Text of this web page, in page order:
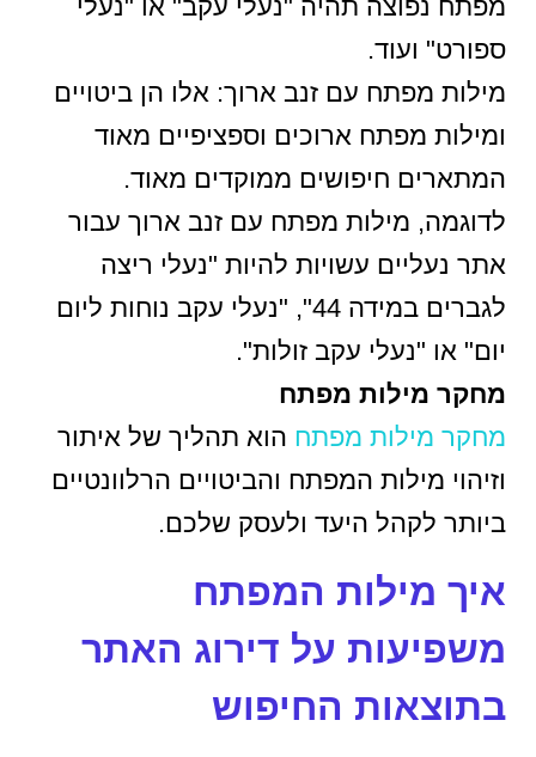
מפתח נפוצה תהיה "נעלי עקב" או "נעלי
ספורט" ועוד.
מילות מפתח עם זנב ארוך: אלו הן ביטויים
ומילות מפתח ארוכים וספציפיים מאוד
המתארים חיפושים ממוקדים מאוד.
לדוגמה, מילות מפתח עם זנב ארוך עבור
אתר נעליים עשויות להיות "נעלי ריצה
לגברים במידה 44", "נעלי עקב נוחות ליום
יום" או "נעלי עקב זולות".
מחקר מילות מפתח
מחקר מילות מפתח הוא תהליך של איתור
וזיהוי מילות המפתח והביטויים הרלוונטיים
ביותר לקהל היעד ולעסק שלכם.
איך מילות המפתח
משפיעות על דירוג האתר
בתוצאות החיפוש